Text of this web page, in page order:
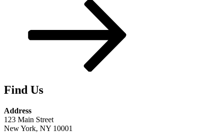
Find Us
Address
123 Main Street
New York, NY 10001